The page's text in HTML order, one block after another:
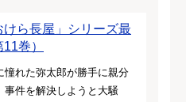
けら長屋」シリーズ最
巻）
憧れた弥太郎が勝手に親分
事件を解決しようと大騒